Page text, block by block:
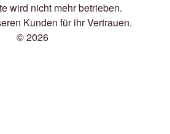
wird nicht mehr betrieben.
Kunden für ihr Vertrauen.
© 2026